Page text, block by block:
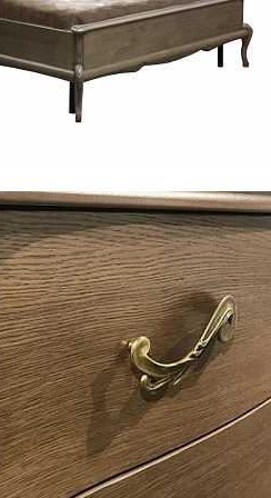
шкаф для одежды
одежды и белья
для одежды и белья
для одежды и белья
для одежды и белья
для одежды и белья
для одежды и белья
и белья
одежды и белья